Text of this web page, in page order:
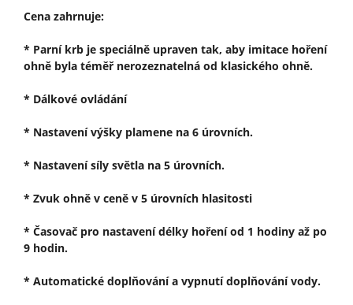
Cena zahrnuje:
* Parní krb je speciálně upraven tak, aby imitace hoření
ohně byla téměř nerozeznatelná od klasického ohně.
* Dálkové ovládání
* Nastavení výšky plamene na 6 úrovních.
* Nastavení síly světla na 5 úrovních.
* Zvuk ohně v ceně v 5 úrovních hlasitosti
* Časovač pro nastavení délky hoření od 1 hodiny až po
9 hodin.
* Automatické doplňování a vypnutí doplňování vody.